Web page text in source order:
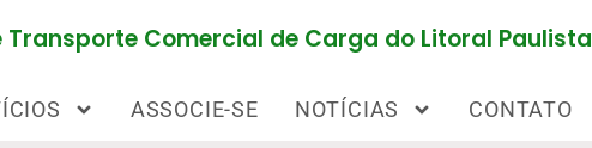
Comercial de Carga do Litoral Paulista
ASSOCIE-SE NOTÍCIAS CONTATO